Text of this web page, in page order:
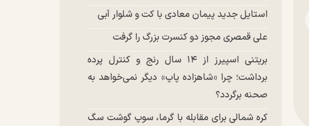
استایل جدید پیمان معادی با کت و شلوار آبی
علی قمصری مجوز دو کنسرت بزرگ را گرفت
بریتنی اسپیرز از ۱۴ سال رنج و کنترل پرده
برداشت؛ چرا «شاهزاده پاپ» دیگر نمی‌خواهد به
صحنه برگردد؟
کره شمالی برای مقابله با گرما، سوپ گوشت سگ